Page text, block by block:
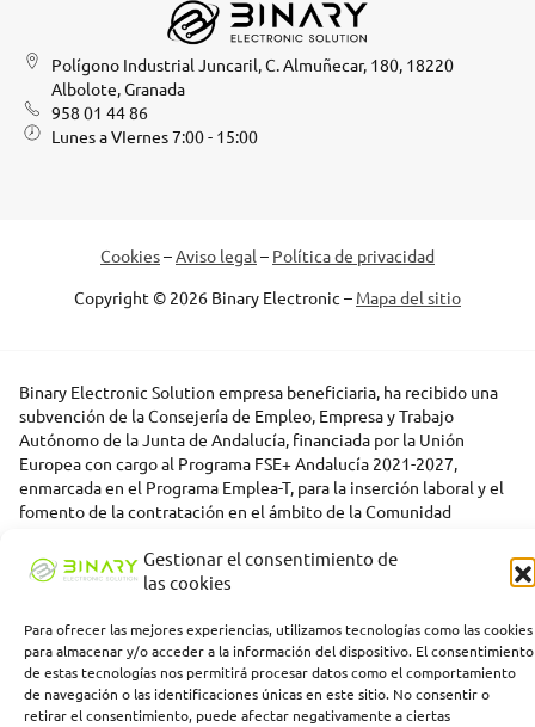
Gestionar el consentimiento de
las cookies
Para ofrecer las mejores experiencias, utilizamos tecnologías como las cookies
para almacenar y/o acceder a la información del dispositivo. El consentimiento
de estas tecnologías nos permitirá procesar datos como el comportamiento
de navegación o las identificaciones únicas en este sitio. No consentir o
retirar el consentimiento, puede afectar negativamente a ciertas
Polígono Industrial Juncaril, C. Almuñecar, 180, 18220
Albolote, Granada
958 01 44 86
Lunes a VIernes 7:00 - 15:00
Cookies–Aviso legal – Política de privacidad
Copyright © 2026 Binary Electronic – Mapa del sitio
Binary Electronic Solution empresa beneficiaria, ha recibido una
subvención de la Consejería de Empleo, Empresa y Trabajo
Autónomo de la Junta de Andalucía, financiada por la Unión
Europea con cargo al Programa FSE+ Andalucía 2021-2027,
enmarcada en el Programa Emplea-T, para la inserción laboral y el
fomento de la contratación en el ámbito de la Comunidad
sucesivas contrataciones indefinidas ordinarias por parte de
personas trabajadoras autónomas, y a cualquier contratación